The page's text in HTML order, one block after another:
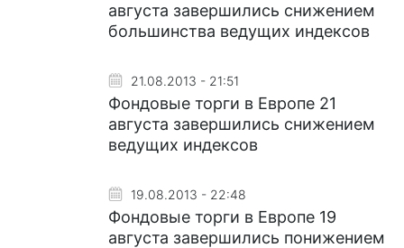
августа завершились снижением
большинства ведущих индексов
21.08.2013 - 21:51
Фондовые торги в Eвропе 21
августа завершились снижением
ведущих индексов
19.08.2013 - 22:48
Фондовые торги в Европе 19
августа завершились понижением